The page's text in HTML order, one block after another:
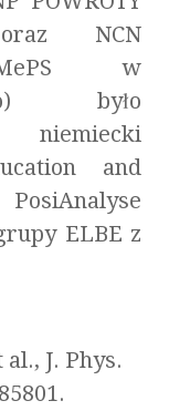
NCN
MePS w
było
niemiecki
and
ELBE z
J. Phys.